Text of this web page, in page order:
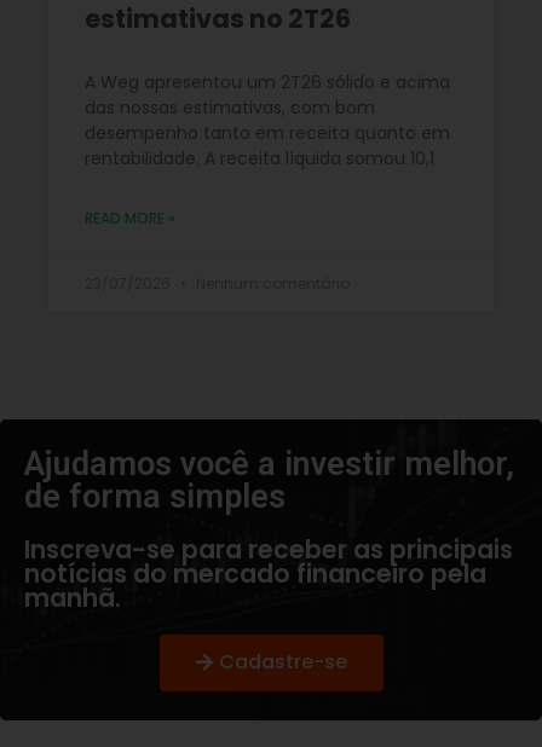
estimativas no 2T26
A Weg apresentou um 2T26 sólido e acima
das nossas estimativas, com bom
desempenho tanto em receita quanto em
rentabilidade. A receita líquida somou 10,1
READ MORE »
Ajudamos você a investir melhor,
de forma simples​
Inscreva-se para receber as principais
notícias do mercado financeiro pela
manhã.
Cadastre-se